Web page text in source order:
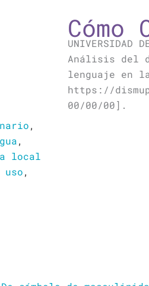
,
,
local
uso,
UNIVERSIDAD
Análisis del
lenguaje en
https://
00/00/00].